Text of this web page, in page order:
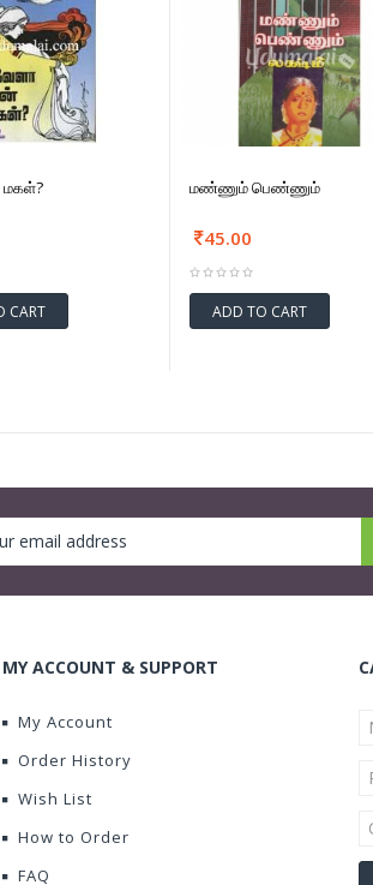
CART
மண்ணும் பெண்ணும்
45.00
ADD TO CART
MY ACCOUNT & SUPPORT
My Account
Order History
Wish List
How to Order
FAQ